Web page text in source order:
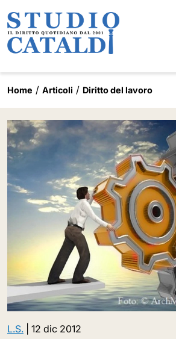
Home Articoli Diritto del lavoro
L.S. 12 dic 2012